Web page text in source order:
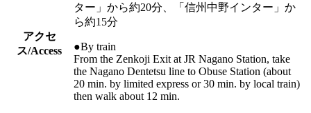
アクセ
ス/Access
ター」から約20分、「信州中野インター」か
ら約15分
●By train
From the Zenkoji Exit at JR Nagano Station, take
the Nagano Dentetsu line to Obuse Station (about
20 min. by limited express or 30 min. by local train)
then walk about 12 min.